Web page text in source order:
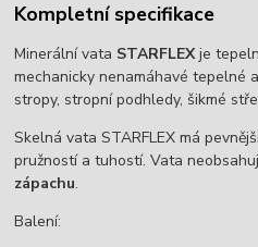
Kompletní specifikace
Minerální vata STARFLEXje
mechanicky nenamáhavé tepelné
stropy, stropní podhledy, šikmé
Skelná vata STARFLEX má
pružností a tuhostí. Vata
zápachu.
Balení: